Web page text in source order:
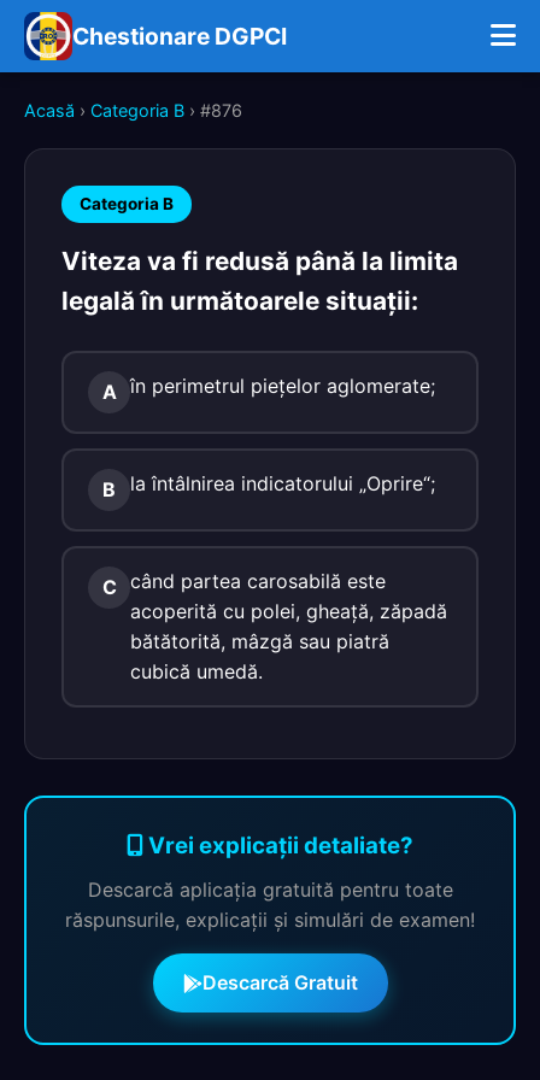
Chestionare DGPCI
Acasă › Categoria B › #876
Categoria B
Viteza va fi redusă până la limita
legală în următoarele situaţii:
A în perimetrul pieţelor aglomerate;
B la întâlnirea indicatorului „Oprire“;
C când partea carosabilă este
acoperită cu polei, gheaţă, zăpadă
bătătorită, mâzgă sau piatră
cubică umedă.
Vrei explicații detaliate?
Descarcă aplicația gratuită pentru toate
răspunsurile, explicații și simulări de examen!
Descarcă Gratuit